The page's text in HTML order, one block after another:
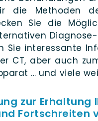
die Metho­den
Sie die
Sie inter­es­san­te
CT, aber auch
… und vie­le
zur Erhaltung
Fortschreiten